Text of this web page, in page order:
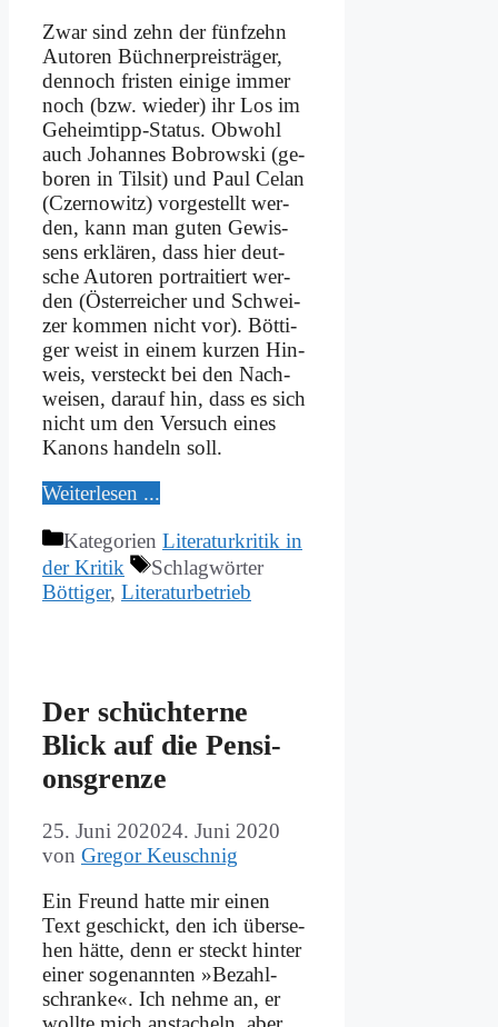
Zwar sind zehn der fünf­zehn
Au­toren Büch­nerpreis­trä­ger,
den­noch fri­sten ei­ni­ge im­mer
noch (bzw. wie­der) ihr Los im
Ge­heim­tipp-Sta­tus. Ob­wohl
auch Jo­han­nes Bobrow­ski (ge­
bo­ren in Til­sit) und Paul Ce­lan
(Czer­no­witz) vor­ge­stellt wer­
den, kann man gu­ten Ge­wis­
sens er­klä­ren, dass hier deut­
sche Au­toren por­trai­tiert wer­
den (Öster­rei­cher und Schwei­
zer kom­men nicht vor). Böt­ti­
ger weist in ei­nem kur­zen Hin­
weis, ver­steckt bei den Nach­
wei­sen, dar­auf hin, dass es sich
nicht um den Ver­such ei­nes
Ka­nons han­deln soll.
Wei­ter­le­sen ...
Kategorien Literaturkritik in
der Kritik
Schlagwörter
Böttiger, Literaturbetrieb
Der schüch­ter­ne
Blick auf die Pen­si­
ons­gren­ze
25. Juni 202024. Juni 2020
von Gregor Keuschnig
Ein Freund hat­te mir ei­nen
Text ge­schickt, den ich über­se­
hen hät­te, denn er steckt hin­ter
ei­ner so­ge­nann­ten »Be­zahl­
schran­ke«. Ich neh­me an, er